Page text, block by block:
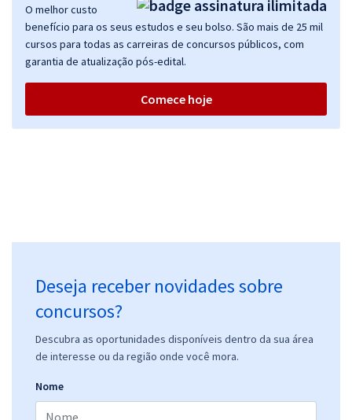
Prefeitura de Porto Amazonas - PR - Educador Infantil
ou 12x de R$32,19
O melhor custo
benefício para os seus estudos e seu bolso. São mais de 25 mil
cursos para todas as carreiras de concursos públicos, com
garantia de atualização pós-edital.
Comece hoje
Deseja receber novidades sobre
concursos?
Descubra as oportunidades disponíveis dentro da sua área
de interesse ou da região onde você mora.
Nome